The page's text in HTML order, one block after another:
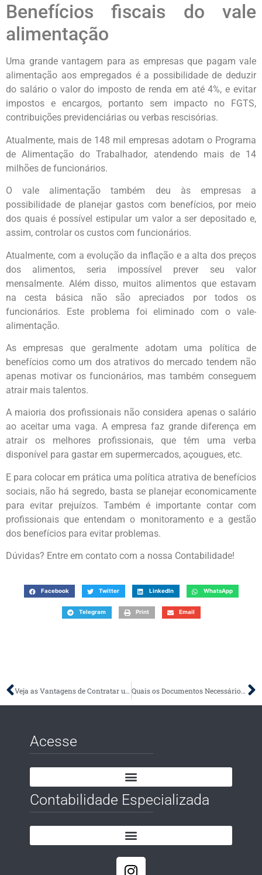
Benefícios fiscais do vale
alimentação
Uma grande vantagem para as empresas que pagam vale
alimentação aos empregados é a possibilidade de deduzir
do salário o valor do imposto de renda em até 4%, e evitar
impostos e encargos, portanto sem impacto no FGTS,
contribuições previdenciárias ou verbas rescisórias.
Atualmente, mais de 148 mil empresas adotam o Programa
de Alimentação do Trabalhador, atendendo mais de 14
milhões de funcionários.
O vale alimentação também deu às empresas a
possibilidade de planejar gastos com benefícios, por meio
dos quais é possível estipular um valor a ser depositado e,
assim, controlar os custos com funcionários.
Atualmente, com a evolução da inflação e a alta dos preços
dos alimentos, seria impossível prever seu valor
mensalmente. Além disso, muitos alimentos que estavam
na cesta básica não são apreciados por todos os
funcionários. Este problema foi eliminado com o vale-
alimentação.
As empresas que geralmente adotam uma política de
benefícios como um dos atrativos do mercado tendem não
apenas motivar os funcionários, mas também conseguem
atrair mais talentos.
A maioria dos profissionais não considera apenas o salário
ao aceitar uma vaga. A empresa faz grande diferença em
atrair os melhores profissionais, que têm uma verba
disponível para gastar em supermercados, açougues, etc.
E para colocar em prática uma política atrativa de benefícios
sociais, não há segredo, basta se planejar economicamente
para evitar prejuízos. Também é importante contar com
profissionais que entendam o monitoramento e a gestão
dos benefícios para evitar problemas.
Dúvidas? Entre em contato com a nossa Contabilidade!
Facebook Twitter LinkedIn WhatsApp
Telegram Print Email
Veja as Vantagens de Contratar um Contador para Ajudar no Imposto de Renda Quais os Documentos Necessários para a Declaração de IR?
Acesse
Contabilidade Especializada